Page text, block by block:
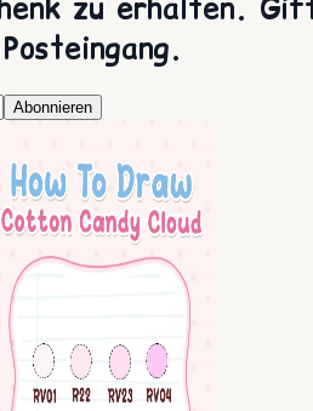
zu erhalten.
Abonnieren